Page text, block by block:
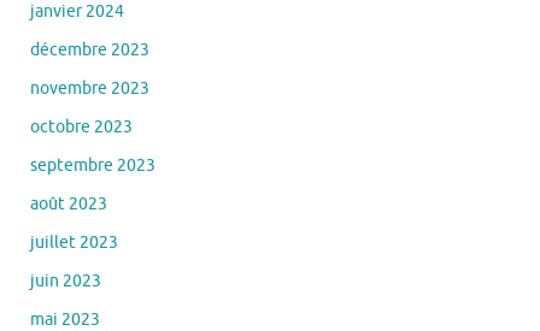
janvier 2024
décembre 2023
novembre 2023
octobre 2023
septembre 2023
août 2023
juillet 2023
juin 2023
mai 2023